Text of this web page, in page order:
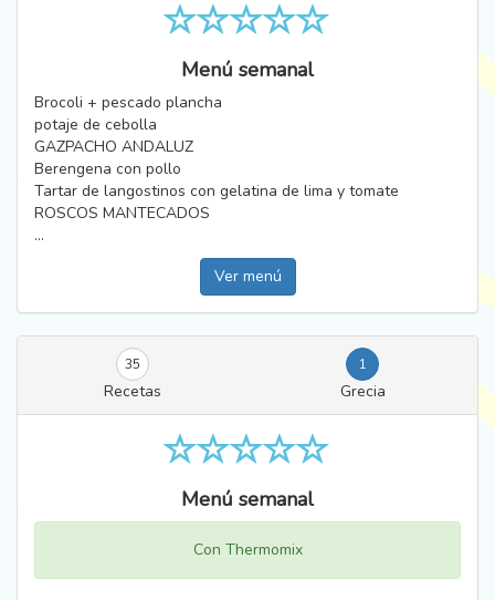
Menú semanal
Brocoli + pescado plancha
potaje de cebolla
GAZPACHO ANDALUZ
Berengena con pollo
Tartar de langostinos con gelatina de lima y tomate
ROSCOS MANTECADOS
...
Ver menú
35 1
Recetas Grecia
Menú semanal
Con Thermomix